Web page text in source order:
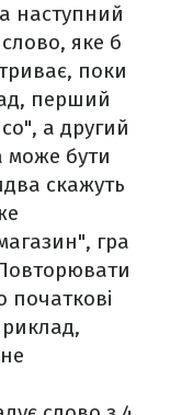
наступний
яке б
поки
перший
а другий
може бути
скажуть
гра
початкові